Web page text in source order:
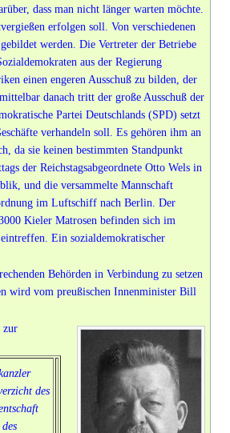
dass man nicht länger warten möchte.
erfolgen soll. Von verschiedenen
werden. Die Vertreter der Betriebe
aus der Regierung
einen engeren Ausschuß zu bilden, der
danach tritt der große Ausschuß der
Partei Deutschlands (SPD) setzt
verhandeln soll. Es gehören ihm an
da sie keinen bestimmten Standpunkt
der Reichstagsabgeordnete Otto Wels in
und die versammelte Mannschaft
im Luftschiff nach Berlin. Der
Kieler Matrosen befinden sich im
Ein sozialdemokratischer
Behörden in Verbindung zu setzen
wird vom preußischen Innenminister Bill
zur
des